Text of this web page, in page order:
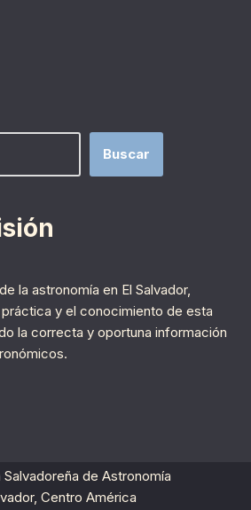
Buscar
la astronomía en El Salvador,
y el conocimiento de esta
la correcta y oportuna información
de Astronomía
Centro América